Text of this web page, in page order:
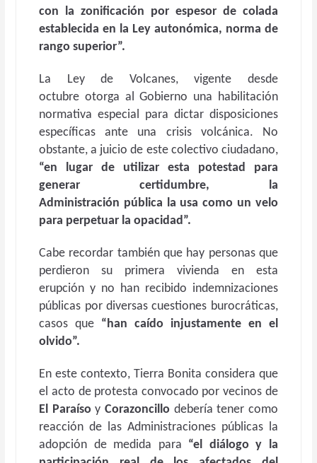
con la zonificación por espesor de colada
establecida en la Ley autonómica, norma de
rango superior”.
La Ley de Volcanes, vigente desde
octubre otorga al Gobierno una habilitación
normativa especial para dictar disposiciones
específicas ante una crisis volcánica. No
obstante, a juicio de este colectivo ciudadano,
“en lugar de utilizar esta potestad para
generar certidumbre, la
Administración pública la usa como un velo
para perpetuar la opacidad”.
Cabe recordar también que hay personas que
perdieron su primera vivienda en esta
erupción y no han recibido indemnizaciones
públicas por diversas cuestiones burocráticas,
casos que “han caído injustamente en el
olvido”.
En este contexto, Tierra Bonita considera que
el acto de protesta convocado por vecinos de
El Paraíso y Corazoncillo debería tener como
reacción de las Administraciones públicas la
adopción de medida para “el diálogo y la